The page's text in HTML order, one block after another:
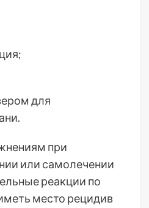
для
при
или самолечении
реакции по
место рецидив